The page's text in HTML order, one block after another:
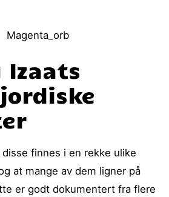
Izaats
finnes i en rekke ulike
at mange av dem ligner på
er godt dokumentert fra flere